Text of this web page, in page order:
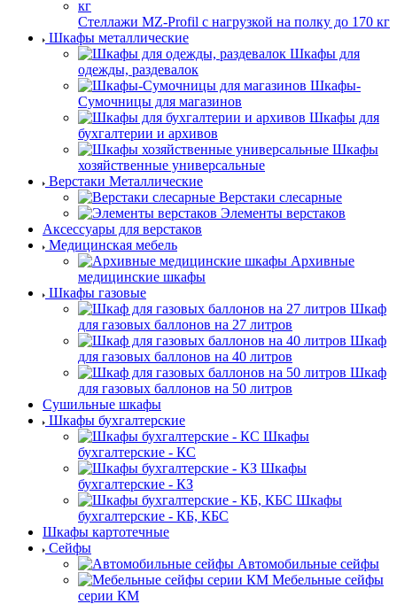
Стеллажи MZ-Profil с нагрузкой на полку до 170 кг
Шкафы металлические
Шкафы для
одежды, раздевалок
Шкафы-
Сумочницы для магазинов
Шкафы для
бухгалтерии и архивов
Шкафы
хозяйственные универсальные
Верстаки Металлические
Верстаки слесарные
Элементы верстаков
Аксессуары для верстаков
Медицинская мебель
Архивные
медицинские шкафы
Шкафы газовые
Шкаф
для газовых баллонов на 27 литров
Шкаф
для газовых баллонов на 40 литров
Шкаф
для газовых баллонов на 50 литров
Сушильные шкафы
Шкафы бухгалтерские
Шкафы
бухгалтерские - КС
Шкафы
бухгалтерские - КЗ
Шкафы
бухгалтерские - КБ, КБС
Шкафы картотечные
Сейфы
Автомобильные сейфы
Мебельные сейфы
серии КМ